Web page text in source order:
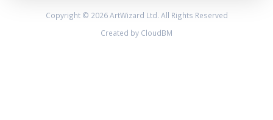
Copyright © 2026 ArtWizard Ltd. All Rights Reserved
Created by CloudBM